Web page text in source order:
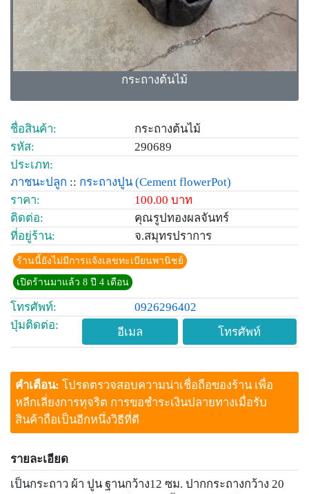
กระถางต้นไม้
ชื่อสินค้า:
กระถางต้นไม้
รหัส:
290689
ประเภท:
ภาชนะปลูก :: กระถางปูน (Cement flowerPot)
ราคา:
100.00 บาท
ติดต่อ:
คุณรูปทองผลจันทร์
ที่อยู่ร้าน:
จ.สมุทรปราการ
ร้านนี้ยังไม่มีการแจ้งเลขทะเบียนพานิชย์
เปิดร้านมาแล้ว 8 ปี 4 เดือน
โทรศัพท์:
0926296402
ปุ่มติดต่อ:
อีเมล โทรศัพท์
คำเตือน: โปรดตรวจสอบความน่าเชื่อถือของร้าน เพื่อ
หลีกเลี่ยงการทุจริต การขอชำระเงินปลายทางเมื่อรับ
สินค้าถือเป็นอีกหนึ่งวิธีที่ดี
รายละเอียด
เป็นกระถาว ผ้า ปูน ฐานกว้าง12 ซม. ปากกระถางกว้าง 20